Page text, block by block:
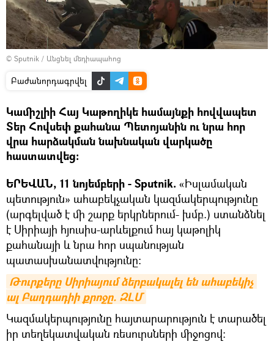
© Sputnik / Անցնել մեդիապահոց
Բաժանորդագրվել
Կամիշլիի Հայ Կաթողիկե համայնքի հովվապետ
Տեր Հովսեփ քահանա Պետոյանին ու նրա հոր
վրա հարձակման նախնական վարկածը
հաստատվեց:
ԵՐԵՎԱՆ, 11 նոյեմբերի - Sputnik. «Իսլամական
պետություն» ահաբեկչական կազմակերպությունը
(արգելված է մի շարք երկրներում- խմբ.) ստանձնել
է Սիրիայի հյուսիս-արևելքում հայ կաթոլիկ
քահանայի և նրա հոր սպանության
պատասխանատվությունը:
Թուրքերը Սիրիայում ձերբակալել են ահաբեկիչ
ալ Բաղդադիի քրոջը. ԶԼՄ
Կազմակերպությունը հայտարարություն է տարածել
իր տեղեկատվական ռեսուրսների միջոցով: